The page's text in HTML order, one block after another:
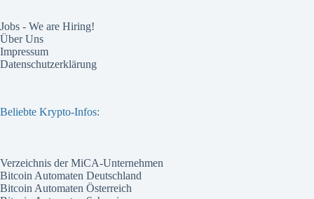
Jobs - We are Hiring!
Über Uns
Impressum
Datenschutzerklärung
Beliebte Krypto-Infos:
Verzeichnis der MiCA-Unternehmen
Bitcoin Automaten Deutschland
Bitcoin Automaten Österreich